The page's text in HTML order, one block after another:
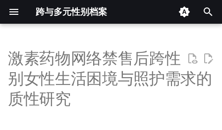
跨与多元性别档案
入
以
开
始
摘要
其他信息
激素药物网络禁售后跨性
别女性生活困境与照护需求的
质性研究